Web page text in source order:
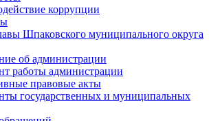
коррупции
Шпаковского муниципального округа
об администрации
работы администрации
правовые акты
государственных и муниципальных